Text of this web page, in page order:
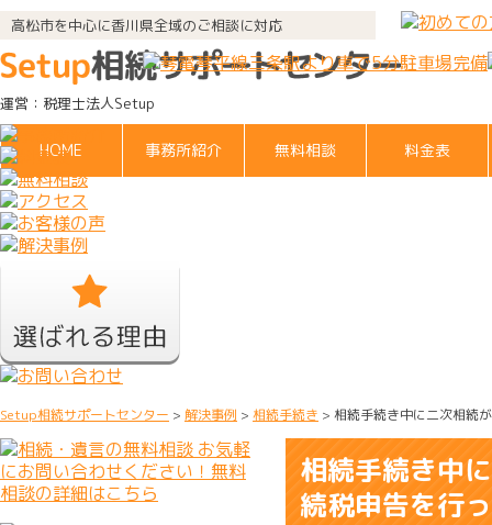
高松市を中心に香川県全域のご相談に対応
運営：税理士法人Setup
HOME 事務所紹介 無料相談 料金表
Setup相続サポートセンター > 解決事例 > 相続手続き > 相続手続き中に二次相続
相続手続き中
続税申告を行